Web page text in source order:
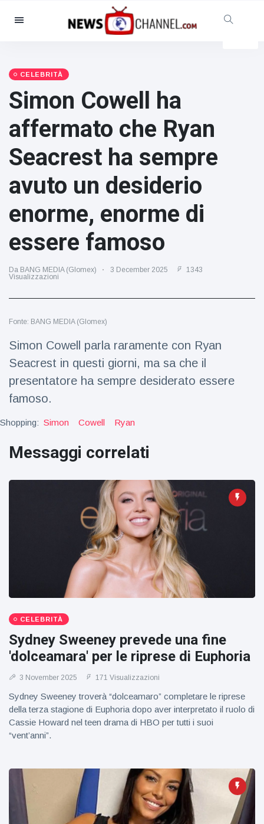
Categorie
Sociale e divertimento
Cinema e TV
(81)
Celebrità
(13938)
Moda e bellezza
(122)
Cibo e bevande
(79)
Giochi
(160)
Salute e fitness
(73)
Viaggi e avventura
(77)
Ultime notizie
Dylan
Sprouse e
Barbara
Palvin
bambina
Visualizzazioni
Brown
sua figlia ad
essere
Hathaway
definisce
Tom
Holland 'il
figlio dei
sogni’
31
Visualizzazioni
CELEBRITÀ
Simon Cowell ha
affermato che Ryan
Seacrest ha sempre
avuto un desiderio
enorme, enorme di
essere famoso
Da BANG MEDIA (Glomex) 3 December 2025
1343
Visualizzazioni
Fonte: BANG MEDIA (Glomex)
Simon Cowell parla raramente con Ryan
Seacrest in questi giorni, ma sa che il
presentatore ha sempre desiderato essere
famoso.
Shopping: Simon Cowell Ryan
Messaggi correlati
CELEBRITÀ
Sydney Sweeney prevede una fine
'dolceamara' per le riprese di Euphoria
3 November 2025 171 Visualizzazioni
Sydney Sweeney troverà “dolceamaro” completare le riprese
della terza stagione di Euphoria dopo aver interpretato il ruolo di
Cassie Howard nel teen drama di HBO per tutti i suoi
“vent’anni”.